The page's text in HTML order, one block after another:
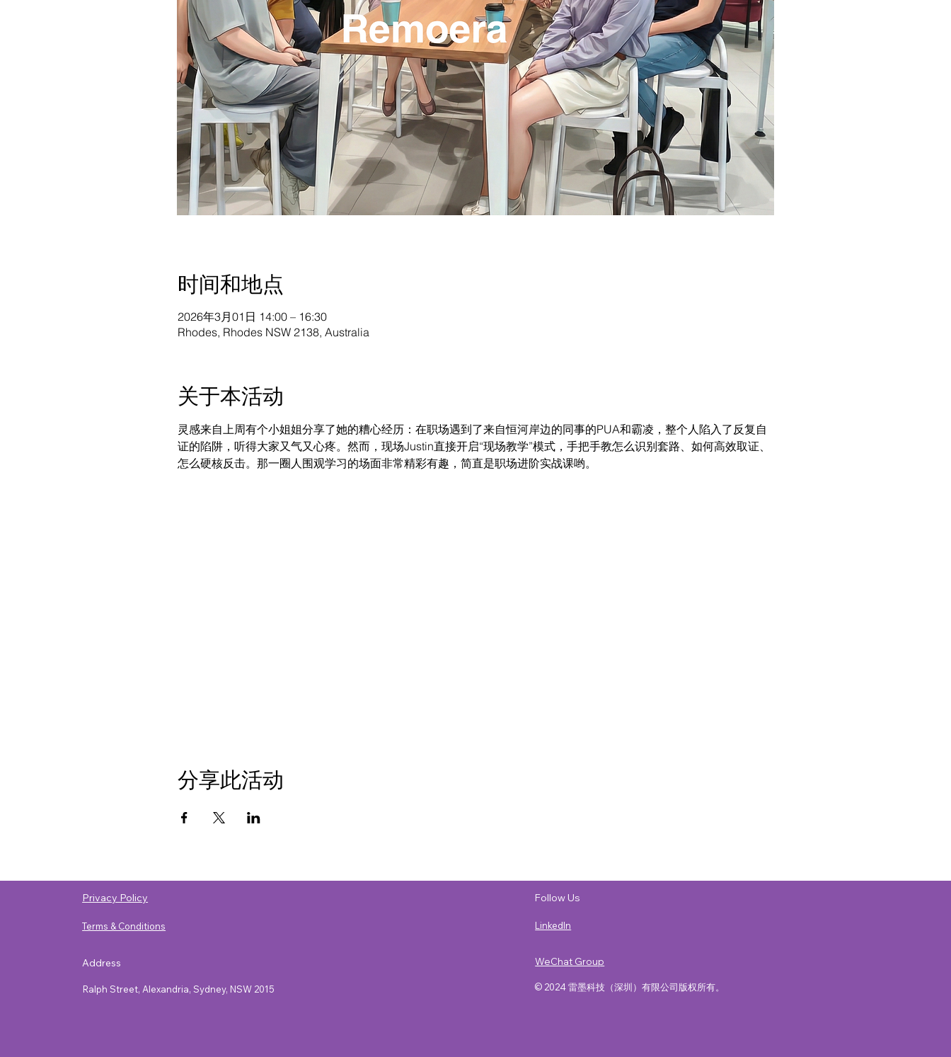
时间和地点
2026年3月01日 14:00 – 16:30
Rhodes, Rhodes NSW 2138, Australia
关于本活动
灵感来自上周有个小姐姐分享了她的糟心经历：在职场遇到了来自恒河岸边的同事的PUA和霸凌，整个人陷入了反复自
证的陷阱，听得大家又气又心疼。然而，现场Justin直接开启“现场教学”模式，手把手教怎么识别套路、如何高效取证、
怎么硬核反击。那一圈人围观学习的场面非常精彩有趣，简直是职场进阶实战课哟。
分享此活动
Privacy Policy
Terms & Conditions
Address
Ralph Street, Alexandria, Sydney, NSW 2015
Follow Us
LinkedIn
WeChat Group
© 2024 雷墨科技（深圳）有限公司版权所有。